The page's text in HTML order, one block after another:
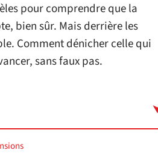
pour comprendre que la
bien sûr. Mais derrière les
Comment dénicher celle qui
sans faux pas.